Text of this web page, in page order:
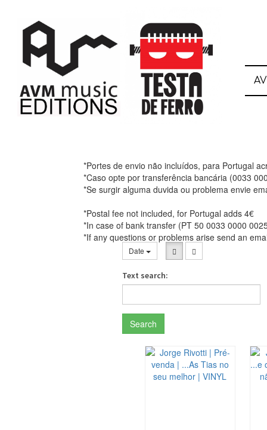
Date
Text search:
Search
*Portes de envio não incluídos, para Portugal
*Caso opte por transferência bancária (0033
*Se surgir alguma duvida ou problema envie
*Postal fee not included, for Portugal adds 4€
*In case of bank transfer (PT 50 0033 0000
*If any questions or problems arise send an